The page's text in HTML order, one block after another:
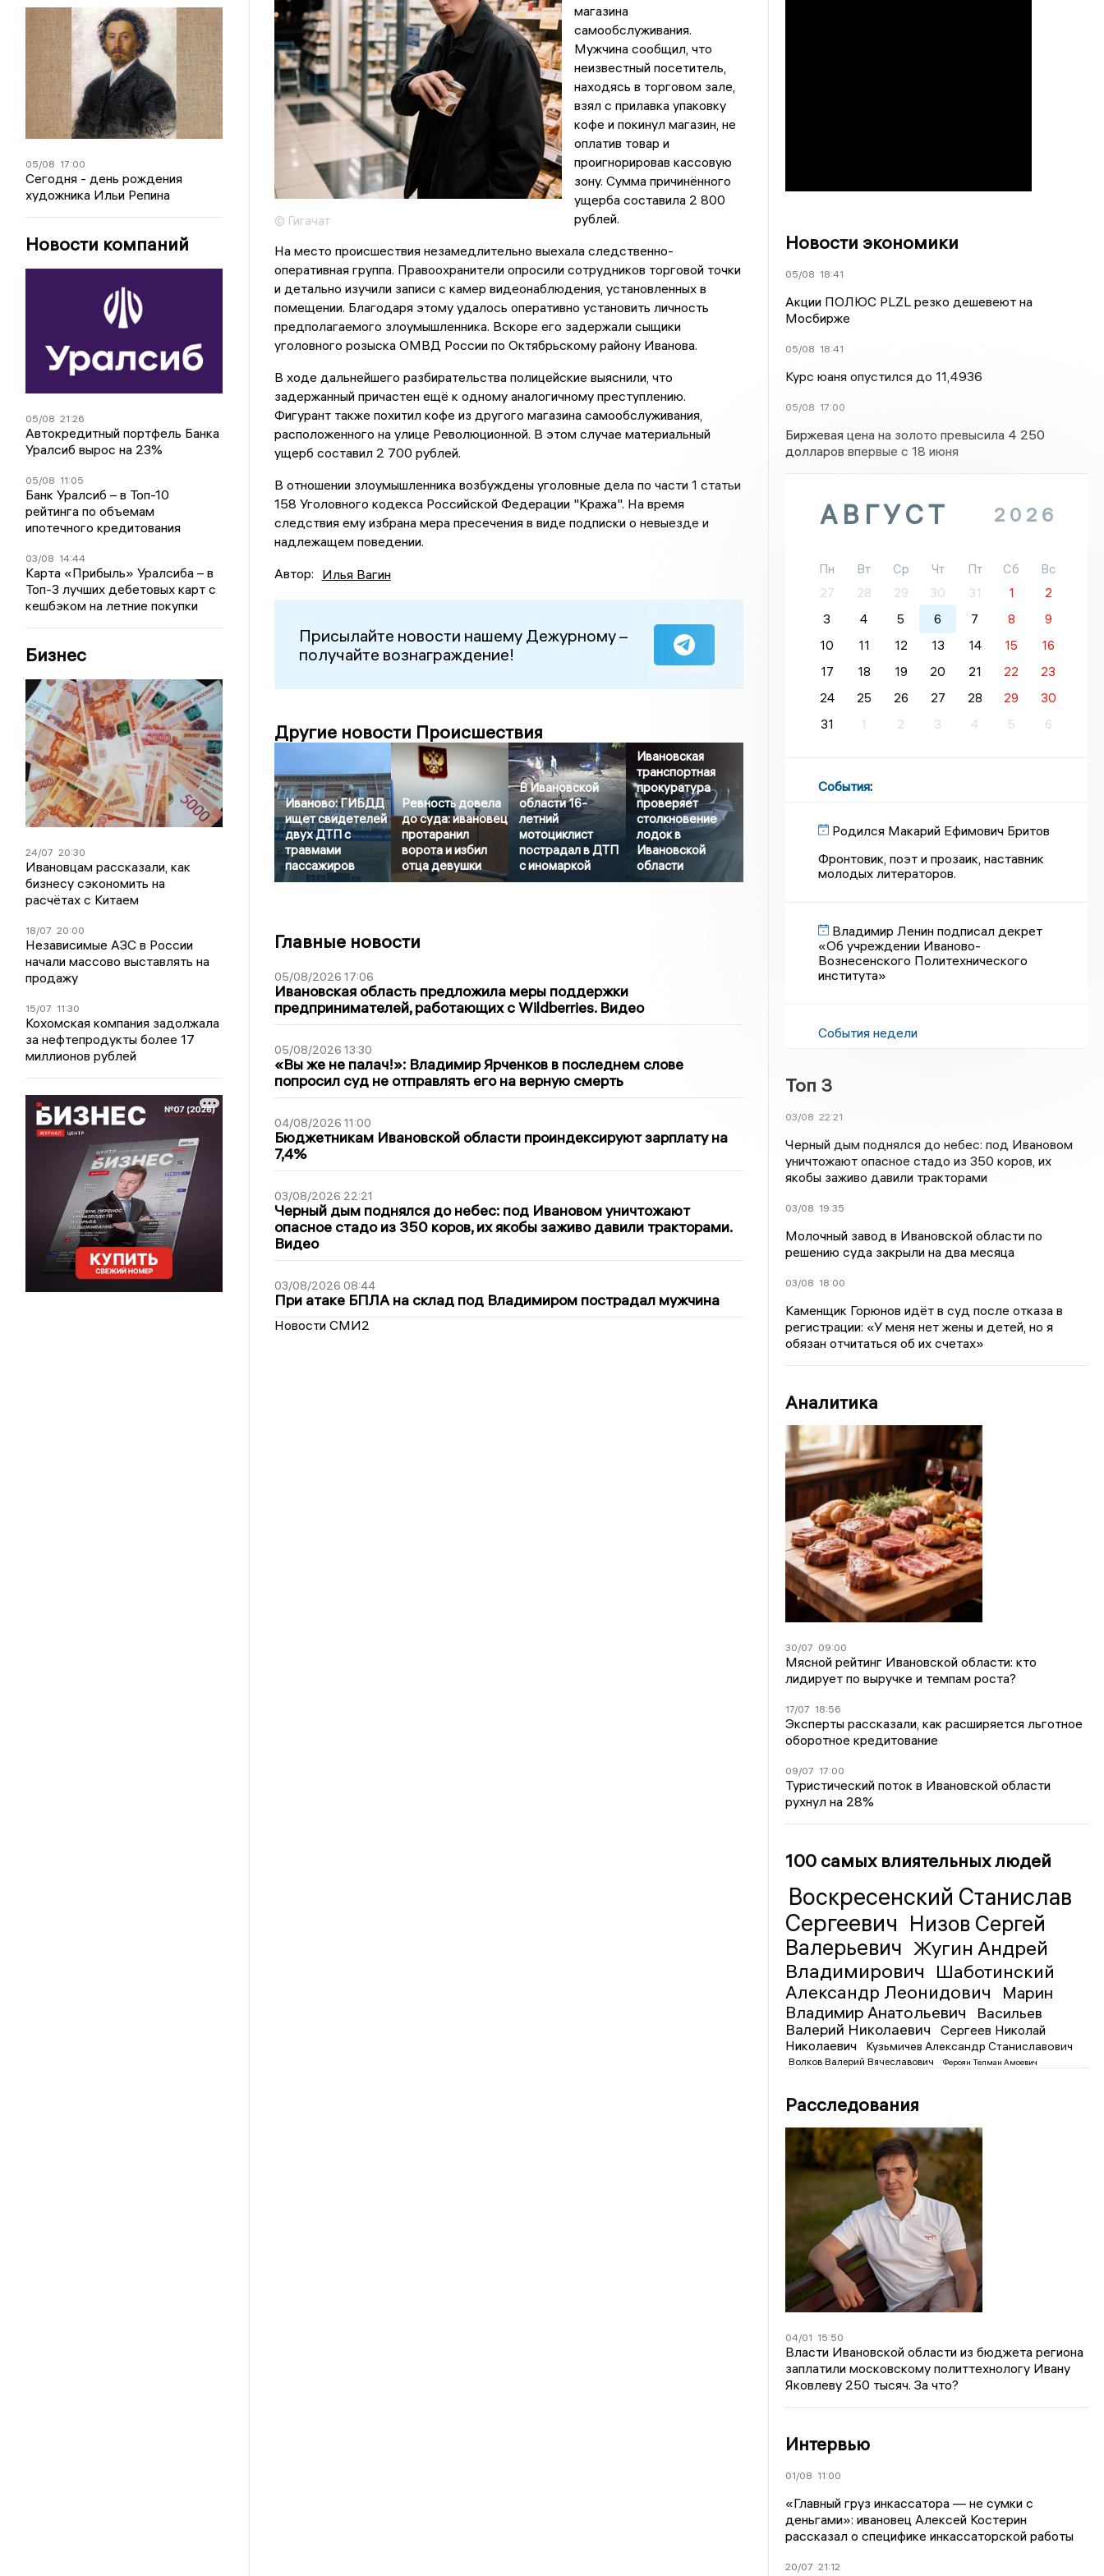
05/08 17:00
Сегодня - день рождения
художника Ильи Репина
Новости компаний
05/08 21:26
Автокредитный портфель Банка
Уралсиб вырос на 23%
05/08 11:05
Банк Уралсиб – в Топ-10
рейтинга по объемам
ипотечного кредитования
03/08 14:44
Карта «Прибыль» Уралсиба – в
Топ-3 лучших дебетовых карт с
кешбэком на летние покупки
Бизнес
24/07 20:30
Ивановцам рассказали, как
бизнесу сэкономить на
расчётах с Китаем
18/07 20:00
Независимые АЗС в России
начали массово выставлять на
продажу
15/07 11:30
Кохомская компания задолжала
за нефтепродукты более 17
миллионов рублей
© Гигачат
магазина
самообслуживания.
Мужчина сообщил, что
неизвестный посетитель,
находясь в торговом зале,
взял с прилавка упаковку
кофе и покинул магазин, не
оплатив товар и
проигнорировав кассовую
зону. Сумма причинённого
ущерба составила 2 800
рублей.
На место происшествия незамедлительно выехала следственно-
оперативная группа. Правоохранители опросили сотрудников торговой точки
и детально изучили записи с камер видеонаблюдения, установленных в
помещении. Благодаря этому удалось оперативно установить личность
предполагаемого злоумышленника. Вскоре его задержали сыщики
уголовного розыска ОМВД России по Октябрьскому району Иванова.
В ходе дальнейшего разбирательства полицейские выяснили, что
задержанный причастен ещё к одному аналогичному преступлению.
Фигурант также похитил кофе из другого магазина самообслуживания,
расположенного на улице Революционной. В этом случае материальный
ущерб составил 2 700 рублей.
В отношении злоумышленника возбуждены уголовные дела по части 1 статьи
158 Уголовного кодекса Российской Федерации "Кража". На время
следствия ему избрана мера пресечения в виде подписки о невыезде и
надлежащем поведении.
Автор: Илья Вагин
Присылайте новости нашему Дежурному –
получайте вознаграждение!
Другие новости Происшествия
Иваново: ГИБДД
ищет свидетелей
двух ДТП с
травмами
пассажиров
Ревность довела
до суда: ивановец
протаранил
ворота и избил
отца девушки
В Ивановской
области 16-
летний
мотоциклист
пострадал в ДТП
с иномаркой
Ивановская
транспортная
прокуратура
проверяет
столкновение
лодок в
Ивановской
области
Главные новости
05/08/2026 17:06
Ивановская область предложила меры поддержки
предпринимателей, работающих с Wildberries. Видео
05/08/2026 13:30
«Вы же не палач!»: Владимир Ярченков в последнем слове
попросил суд не отправлять его на верную смерть
04/08/2026 11:00
Бюджетникам Ивановской области проиндексируют зарплату на
7,4%
03/08/2026 22:21
Черный дым поднялся до небес: под Ивановом уничтожают
опасное стадо из 350 коров, их якобы заживо давили тракторами.
Видео
03/08/2026 08:44
При атаке БПЛА на склад под Владимиром пострадал мужчина
Новости СМИ2
Новости экономики
05/08 18:41
Акции ПОЛЮС PLZL резко дешевеют на
Мосбирже
05/08 18:41
Курс юаня опустился до 11,4936
05/08 17:00
Биржевая цена на золото превысила 4 250
долларов впервые с 18 июня
АВГУСТ 2026
Пн Вт Ср Чт Пт Сб
Вс
27
28 29 30 31 1
2
3
4 5 6 7 8
9
10
11 12 13 14 15
16
17
18 19 20 21 22
23
24
25 26 27 28 29
30
31
1 2 3 4 5 6
События:
Родился Макарий Ефимович Бритов
Фронтовик, поэт и прозаик, наставник
молодых литераторов.
Владимир Ленин подписал декрет
«Об учреждении Иваново-
Вознесенского Политехнического
института»
События недели
Топ 3
03/08 22:21
Черный дым поднялся до небес: под Ивановом
уничтожают опасное стадо из 350 коров, их
якобы заживо давили тракторами
03/08 19:35
Молочный завод в Ивановской области по
решению суда закрыли на два месяца
03/08 18:00
Каменщик Горюнов идёт в суд после отказа в
регистрации: «У меня нет жены и детей, но я
обязан отчитаться об их счетах»
Аналитика
30/07 09:00
Мясной рейтинг Ивановской области: кто
лидирует по выручке и темпам роста?
17/07 18:56
Эксперты рассказали, как расширяется льготное
оборотное кредитование
09/07 17:00
Туристический поток в Ивановской области
рухнул на 28%
100 самых влиятельных людей
Воскресенский Станислав
Сергеевич Низов Сергей
Валерьевич Жугин Андрей
Владимирович
Шаботинский
Александр Леонидович
Марин
Владимир Анатольевич
Васильев
Валерий Николаевич
Сергеев Николай
Николаевич
Кузьмичев Александр Станиславович
Волков Валерий Вячеславович Фероян Телман Амоевич
Расследования
04/01 15:50
Власти Ивановской области из бюджета региона
заплатили московскому политтехнологу Ивану
Яковлеву 250 тысяч. За что?
Интервью
01/08 11:00
«Главный груз инкассатора — не сумки с
деньгами»: ивановец Алексей Костерин
рассказал о специфике инкассаторской работы
20/07 21:12